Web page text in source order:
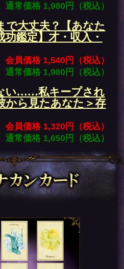
通常価格 1,980円（税込）
で大丈夫？【あなた
功鑑定】才・収入・
会員価格 1,540円（税込）
通常価格 1,980円（税込）
い……私キープされ
から見たあなた＞存
会員価格 1,320円（税込）
通常価格 1,650円（税込）